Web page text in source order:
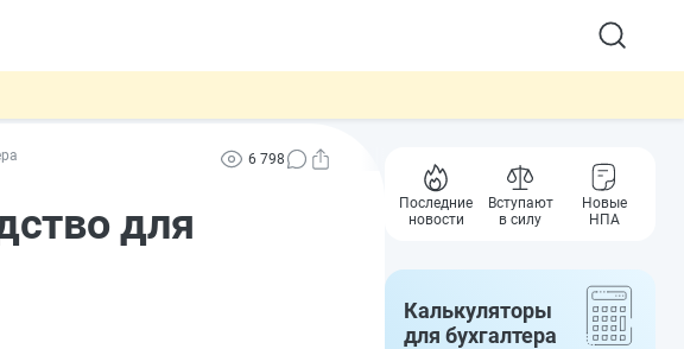
6 798
для
Последние
новости
Вступают
в силу
Новые
НПА
Калькуляторы
для бухгалтера